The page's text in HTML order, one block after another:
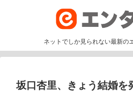
ネットでしか見られない最新の
坂口杏里、きょう結婚を